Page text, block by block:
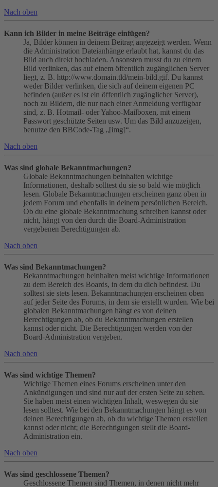
Nach oben
Kann ich Bilder in meine Beiträge einfügen?
Ja, Bilder können in deinem Beitrag angezeigt werden. Wenn
die Administration Dateianhänge erlaubt hat, kannst du das
Bild auch direkt hochladen. Ansonsten musst du zu einem
Bild verlinken, das auf einem öffentlich zugänglichen Server
liegt, z. B. http://www.domain.tld/mein-bild.gif. Du kannst
weder Bilder verlinken, die sich auf deinem eigenen PC
befinden (außer es ist ein öffentlich zugänglicher Server),
noch zu Bildern, die nur nach einer Anmeldung verfügbar
sind, z. B. Hotmail- oder Yahoo-Mailboxen, mit einem
Passwort geschützte Seiten usw. Um das Bild anzuzeigen,
benutze den BBCode-Tag „[img]“.
Nach oben
Was sind globale Bekanntmachungen?
Globale Bekanntmachungen beinhalten wichtige
Informationen, deshalb solltest du sie so bald wie möglich
lesen. Globale Bekanntmachungen erscheinen ganz oben in
jedem Forum und ebenfalls in deinem persönlichen Bereich.
Ob du eine globale Bekanntmachung schreiben kannst oder
nicht, hängt von den durch die Board-Administration
vergebenen Berechtigungen ab.
Nach oben
Was sind Bekanntmachungen?
Bekanntmachungen beinhalten meist wichtige Informationen
zu dem Bereich des Boards, in dem du dich befindest. Du
solltest sie stets lesen. Bekanntmachungen erscheinen oben
auf jeder Seite des Forums, in dem sie erstellt wurden. Wie bei
globalen Bekanntmachungen hängt es von deinen
Berechtigungen ab, ob du Bekanntmachungen erstellen
kannst oder nicht. Die Berechtigungen werden von der
Board-Administration vergeben.
Nach oben
Was sind wichtige Themen?
Wichtige Themen eines Forums erscheinen unter den
Ankündigungen und sind nur auf der ersten Seite zu sehen.
Sie haben meist einen wichtigen Inhalt, weswegen du sie
lesen solltest. Wie bei den Bekanntmachungen hängt es von
deinen Berechtigungen ab, ob du wichtige Themen erstellen
kannst oder nicht; die Berechtigungen stellt die Board-
Administration ein.
Nach oben
Was sind geschlossene Themen?
Geschlossene Themen sind Themen, in denen nicht mehr